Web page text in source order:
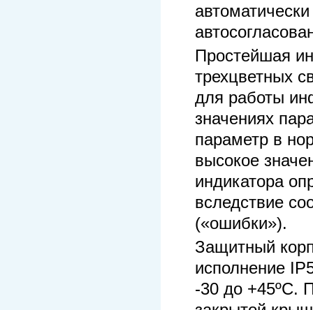
Простейшая
трехцветных
для работы
значениях
параметр в
высокое
индикатора
вследствие
(«ошибки»).
Защитный
исполнение
-30 до +45ºС.